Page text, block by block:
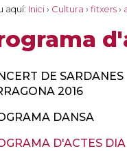
aquí: Inici › Cultura › fitxers ›
DE SARDANES
2016
DANSA
D'ACTES DIA